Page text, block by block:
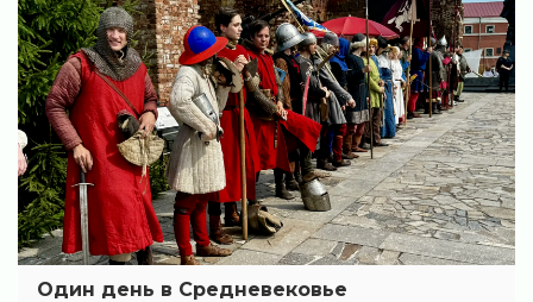
Один день в Средневековье